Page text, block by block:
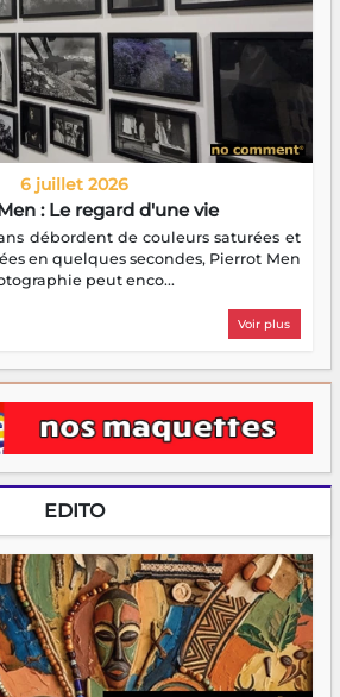
6 juillet 2026
: Le regard d'une vie
débordent de couleurs saturées et
en quelques secondes, Pierrot Men
peut enco...
Voir plus
EDITO